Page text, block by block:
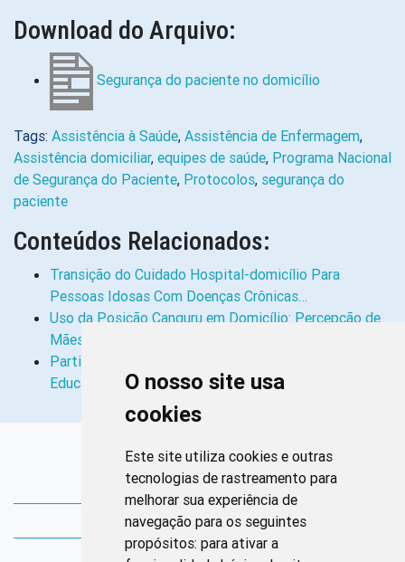
O nosso site usa
cookies
Este site utiliza cookies e outras
tecnologias de rastreamento para
melhorar sua experiência de
navegação para os seguintes
propósitos: para ativar a
Download do Arquivo:
Segurança do paciente no domicílio
Tags: Assistência à Saúde, Assistência de Enfermagem,
Assistência domiciliar, equipes de saúde, Programa Nacional
de Segurança do Paciente, Protocolos, segurança do
paciente
Conteúdos Relacionados:
Transição do Cuidado Hospital-domicílio Para
Pessoas Idosas Com Doenças Crônicas…
Uso da Posição Canguru em Domicílio: Percepção de
Mães de Recém-nascidos de Risco
Participe da Pesquisa “Validação de Vídeos
Educativos Sobre a Insulinoterapia no…
Links Rápidos
Bibliotecas Corens
Bases da Saúde
Bases de conhecimento